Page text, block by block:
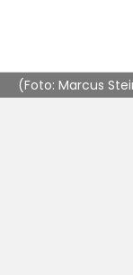
(Foto: Marcus